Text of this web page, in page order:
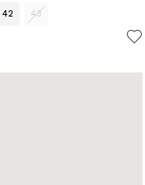
42 43